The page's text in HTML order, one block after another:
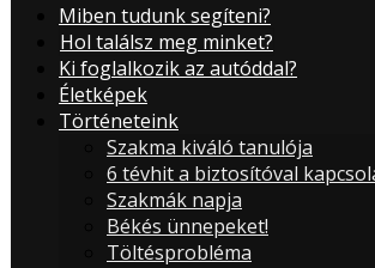
Miben tudunk segíteni?
Hol találsz meg minket?
Ki foglalkozik az autóddal?
Életképek
Történeteink
Szakma kiváló tanulója
6 tévhit a biztosítóval
Szakmák napja
Békés ünnepeket!
Töltésprobléma